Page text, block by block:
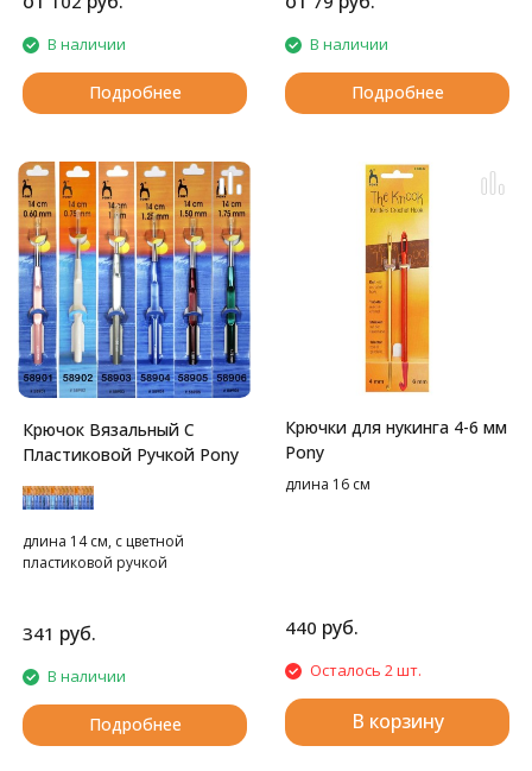
В наличии
Подробнее
В наличии
Подробнее
Крючок Вязальный С
Пластиковой Ручкой Pony
длина 14 см, с цветной
пластиковой ручкой
341 руб.
В наличии
Подробнее
Крючки для нукинга 4-6 мм
Pony
длина 16 см
440 руб.
Осталось 2 шт.
В корзину